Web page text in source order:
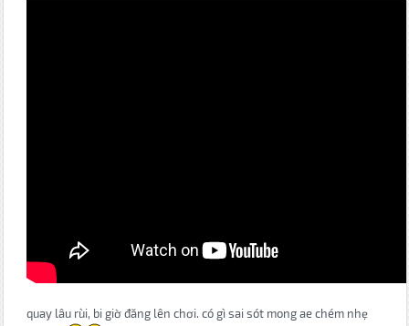
quay lâu rùi, bi giờ đăng lên chơi. có gì sai sót mong ae chém nhẹ